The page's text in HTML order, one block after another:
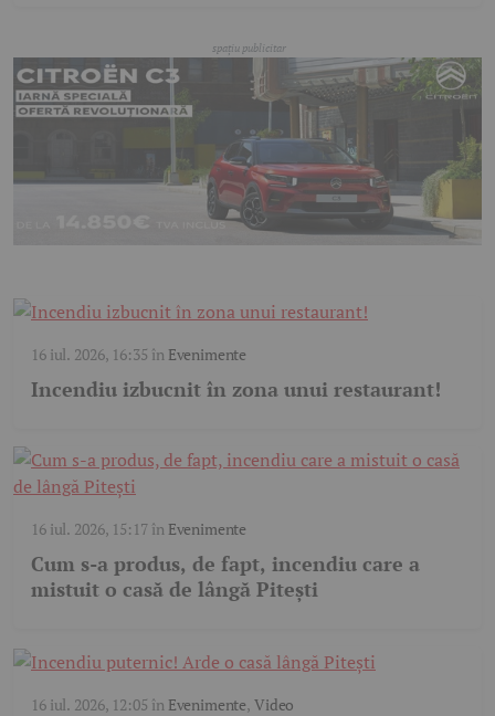
16 iul. 2026, 16:35 în Evenimente
Incendiu izbucnit în zona unui restaurant!
16 iul. 2026, 15:17în Evenimente
Cum s-a produs, de fapt, incendiu care a
mistuit o casă de lângă Pitești
16 iul. 2026, 12:05 în Evenimente,Video